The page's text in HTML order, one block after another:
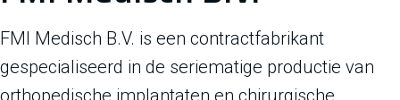
FMI Medisch B.V. is een contractfabrikant
gespecialiseerd in de seriematige productie van
orthopedische implantaten en chirurgische